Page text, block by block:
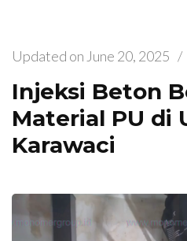
Updated on June 20, 2025 /
Injeksi Beton
Material PU di
Karawaci